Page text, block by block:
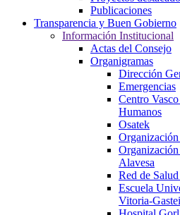
Publicaciones
Transparencia y Buen Gobierno
Información Institucional
Actas del Consejo
Organigramas
Dirección
Emergencias
Centro
Humanos
Osatek
Alavesa
Red de
Escuela
Vitoria-